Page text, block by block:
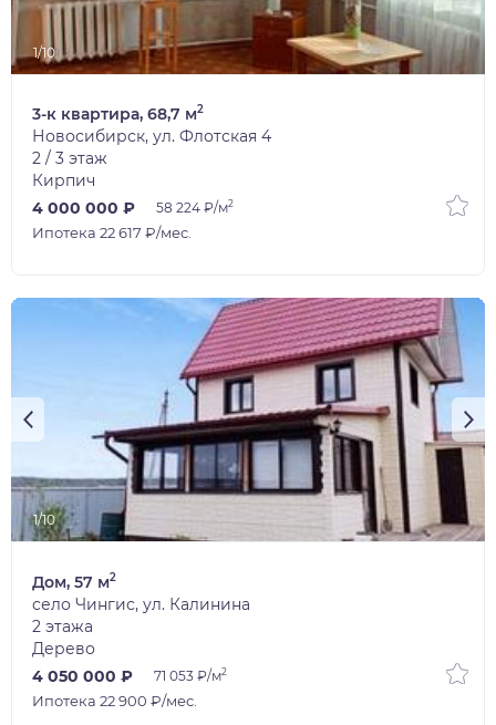
1/10
3-к квартира, 68,7 м2
Новосибирск, ул. Флотская 4
2 / 3 этаж
Кирпич
4 000 000 ₽
58 224 ₽/м2
Ипотека 22 617 ₽/мес.
1/10
Дом, 57 м2
село Чингис, ул. Калинина
2 этажа
Дерево
4 050 000 ₽
71 053 ₽/м2
Ипотека 22 900 ₽/мес.